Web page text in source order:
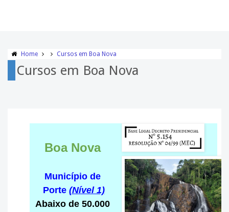
Home Cursos em Boa Nova
Cursos em Boa Nova
Boa Nova
Município de
Porte (Nível 1)
Abaixo de 50.000